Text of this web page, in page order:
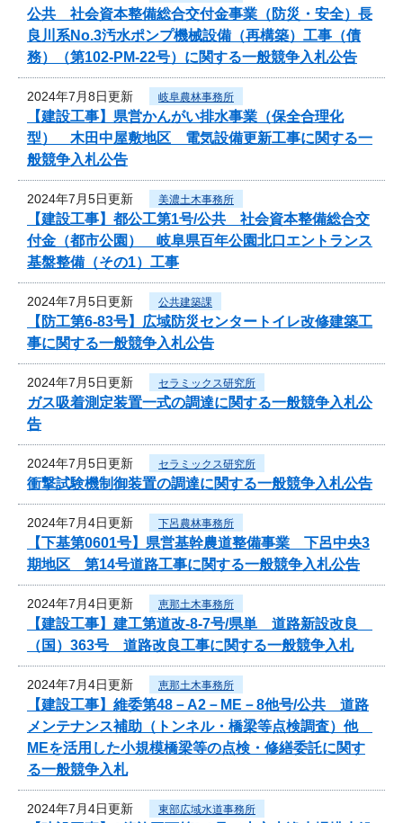
公共 社会資本整備総合交付金事業（防災・安全）長
良川系No.3汚水ポンプ機械設備（再構築）工事（債
務）（第102-PM-22号）に関する一般競争入札公告
2024年7月8日更新 岐阜農林事務所
【建設工事】県営かんがい排水事業（保全合理化
型） 木田中屋敷地区 電気設備更新工事に関する一
般競争入札公告
2024年7月5日更新 美濃土木事務所
【建設工事】都公工第1号/公共 社会資本整備総合交
付金（都市公園） 岐阜県百年公園北口エントランス
基盤整備（その1）工事
2024年7月5日更新 公共建築課
【防工第6-83号】広域防災センタートイレ改修建築工
事に関する一般競争入札公告
2024年7月5日更新 セラミックス研究所
ガス吸着測定装置一式の調達に関する一般競争入札公
告
2024年7月5日更新 セラミックス研究所
衝撃試験機制御装置の調達に関する一般競争入札公告
2024年7月4日更新 下呂農林事務所
【下基第0601号】県営基幹農道整備事業 下呂中央3
期地区 第14号道路工事に関する一般競争入札公告
2024年7月4日更新 恵那土木事務所
【建設工事】建工第道改-8-7号/県単 道路新設改良
（国）363号 道路改良工事に関する一般競争入札
2024年7月4日更新 恵那土木事務所
【建設工事】維委第48－A2－ME－8他号/公共 道路
メンテナンス補助（トンネル・橋梁等点検調査）他
MEを活用した小規模橋梁等の点検・修繕委託に関す
る一般競争入札
2024年7月4日更新 東部広域水道事務所